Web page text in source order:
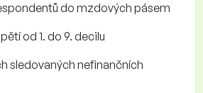
do mzdových pásem
od 1. do 9. decilu
sledovaných nefinančních